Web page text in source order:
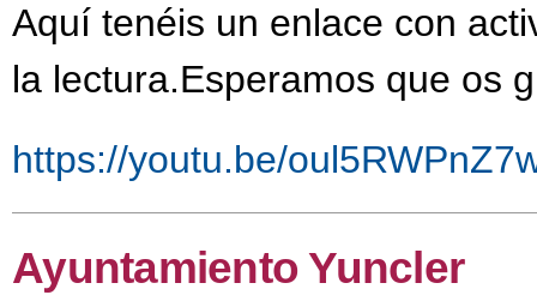
Aquí tenéis un enlace con
la lectura.Esperamos que os
https://youtu.be/
Ayuntamiento Yuncler